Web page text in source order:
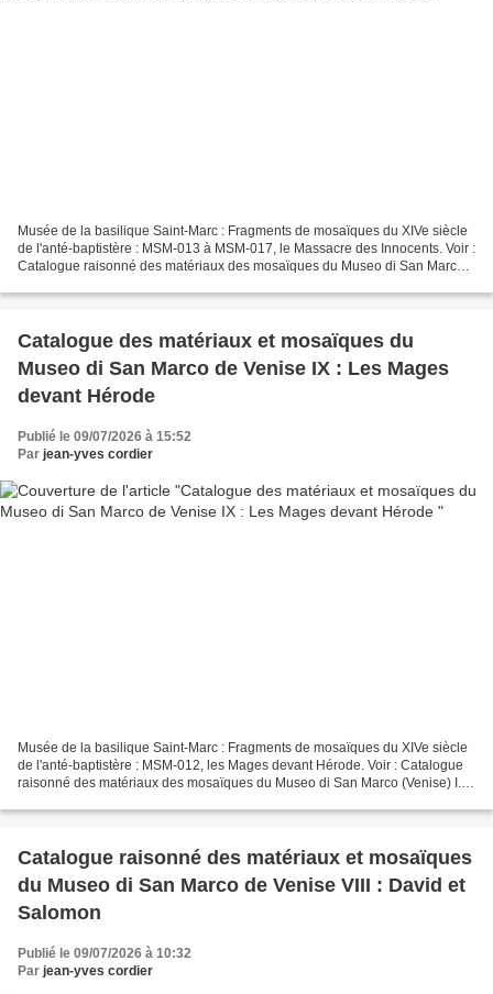
Musée de la basilique Saint-Marc : Fragments de mosaïques du XIVe siècle
de l'anté-baptistère : MSM-013 à MSM-017, le Massacre des Innocents. Voir :
Catalogue raisonné des matériaux des mosaïques du Museo di San Marco
Catalogue des matériaux et mosaïques du
Museo di San Marco de Venise IX : Les Mages
devant Hérode
Publié le 09/07/2026 à 15:52
Par jean-yves cordier
Musée de la basilique Saint-Marc : Fragments de mosaïques du XIVe siècle
de l'anté-baptistère : MSM-012, les Mages devant Hérode. Voir : Catalogue
raisonné des matériaux des mosaïques du Museo di San Marco (Venise) I.
Catalogue raisonné des matériaux et mosaïques
du Museo di San Marco de Venise VIII : David et
Salomon
Publié le 09/07/2026 à 10:32
Par jean-yves cordier